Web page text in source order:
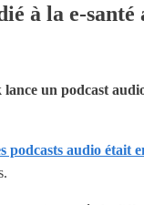
à la e-santé
un podcast
podcasts audio était